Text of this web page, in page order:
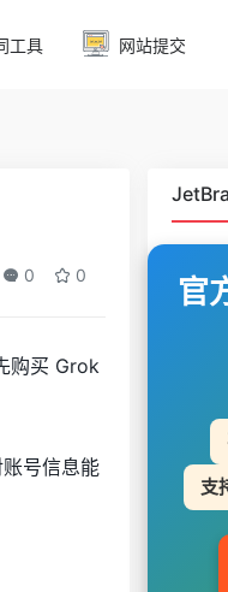
工具 网站提交
0 0
购买 Grok
号信息能
官
支